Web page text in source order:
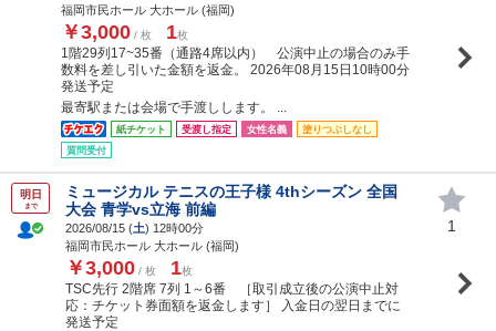
福岡市民ホール 大ホール (福岡)
￥3,000 / 枚 1枚
1階29列17~35番（通路4席以内） 公演中止の場合のみ手
数料を差し引いた金額を返金。 2026年08月15日10時00分
発送予定
最寄駅または会場で手渡しします。 ...
紙チケット 受渡し指定 女性名義
塗りつぶしなし
質問受付
明日
まで
ミュージカル テニスの王子様 4thシーズン 全国
大会 青学vs立海 前編
2026/08/15 (土) 12時00分
福岡市民ホール 大ホール (福岡)
￥3,000 / 枚 1枚
TSC先行 2階席 7列 1～6番 ［取引成立後の公演中止対
応：チケット券面額を返金します］ 入金日の翌日までに
発送予定
1